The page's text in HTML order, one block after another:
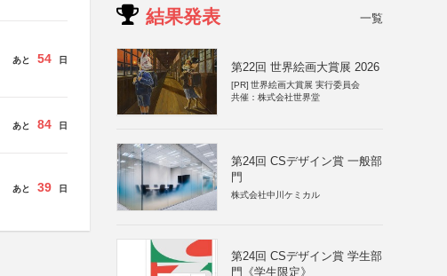
あと 54 日
あと 84 日
あと 39 日
結果発表 一覧
第22回 世界絵画大賞展 2026
[PR] 世界絵画大賞展 実行委員会
共催：株式会社世界堂
第24回 CSデザイン賞 一般部
門
株式会社中川ケミカル
第24回 CSデザイン賞 学生部
門《学生限定》